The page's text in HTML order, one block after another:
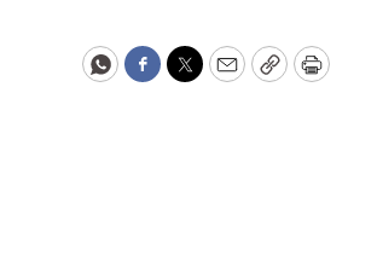
WhatsApp
Facebook
Twitter
EmailCopyPrint